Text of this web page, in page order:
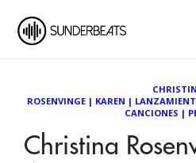
ROSENVINGE | KAREN |
CANCIONES |
Christina